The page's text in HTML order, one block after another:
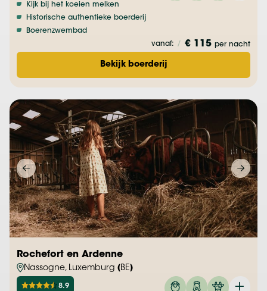
Kijk bij het koeien melken
Historische authentieke boerderij
Boerenzwembad
vanaf: / € 115 per nacht
Bekijk boerderij
Rochefort en Ardenne
Nassogne, Luxemburg (BE)
8.9